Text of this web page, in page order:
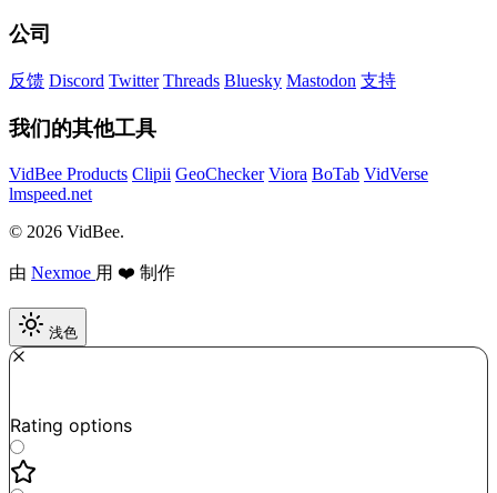
公司
反馈 Discord Twitter Threads Bluesky Mastodon 支持
我们的其他工具
VidBee Products Clipii GeoChecker Viora BoTab VidVerse
lmspeed.net
© 2026 VidBee.
由 Nexmoe 用 ❤️ 制作
浅色
Rating options